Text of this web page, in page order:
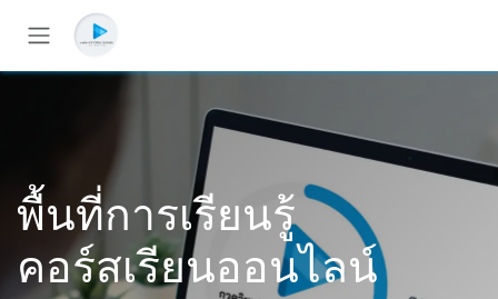
Skip to Content
พื้นที่การเรียนรู้
คอร์สเรียนออนไลน์